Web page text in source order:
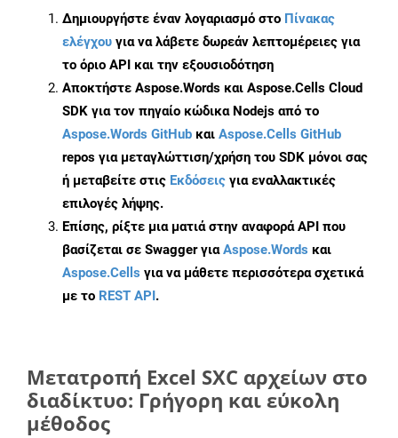
Δημιουργήστε έναν λογαριασμό στο Πίνακας
ελέγχου για να λάβετε δωρεάν λεπτομέρειες για
το όριο API και την εξουσιοδότηση
Αποκτήστε Aspose.Words και Aspose.Cells Cloud
SDK για τον πηγαίο κώδικα Nodejs από το
Aspose.Words GitHub και Aspose.Cells GitHub
repos για μεταγλώττιση/χρήση του SDK μόνοι σας
ή μεταβείτε στις Εκδόσεις για εναλλακτικές
επιλογές λήψης.
Επίσης, ρίξτε μια ματιά στην αναφορά API που
βασίζεται σε Swagger γιαAspose.Words και
Aspose.Cells για να μάθετε περισσότερα σχετικά
με το REST API.
Μετατροπή Excel SXC αρχείων στο
διαδίκτυο: Γρήγορη και εύκολη
μέθοδος